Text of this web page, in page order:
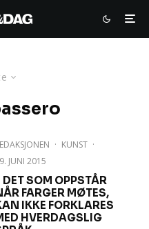
· KUNST ·
JUNI 2015
DET SOM OPPSTÅR
FARGER MØTES,
IKKE FORKLARES
HVERDAGSLIG